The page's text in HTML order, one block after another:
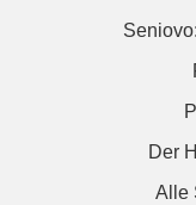
Der
Alle